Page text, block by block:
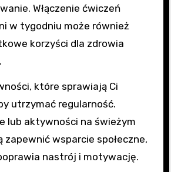
Włączenie ćwiczeń
w tygodniu może również
korzyści dla zdrowia
które sprawiają Ci
utrzymać regularność.
lub aktywności na świeżym
zapewnić wsparcie społeczne,
nastrój i motywację.